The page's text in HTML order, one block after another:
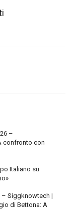
–
confronto con
Italiano su
– Siggknowtech |
di Bettona: A